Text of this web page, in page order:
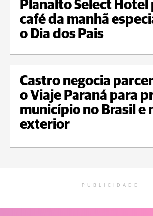
Planalto Select Hotel
café da manhã
o Dia dos Pais
Castro negocia
o Viaje Paraná para
município no Brasil e
exterior
PUBLICIDADE